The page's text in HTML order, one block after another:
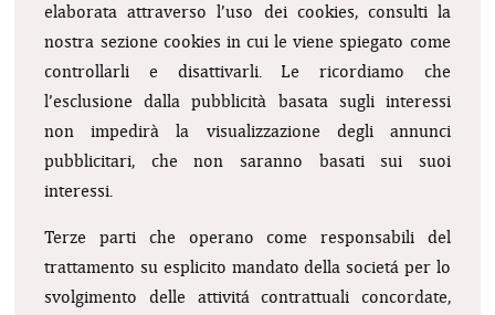
elaborata attraverso l’uso dei cookies, consulti la
nostra sezione cookies in cui le viene spiegato come
controllarli e disattivarli. Le ricordiamo che
l’esclusione dalla pubblicità basata sugli interessi
non impedirà la visualizzazione degli annunci
pubblicitari, che non saranno basati sui suoi
interessi.
Terze parti che operano come responsabili del
trattamento su esplicito mandato della societá per lo
svolgimento delle attivitá contrattuali concordate,